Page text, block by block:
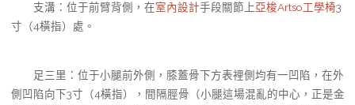
支溝：位于前臂背側，在室內設計手段關節上亞梭Artso工學椅3
寸（4橫指）處。
足三里：位于小腿前外側，膝蓋骨下方表裡側均有一凹陷，在外
側凹陷向下3寸（4橫指），間隔脛骨（小腿這場混亂的中心，正是金